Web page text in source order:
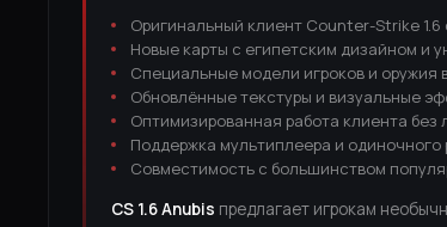
Оригинальный клиент Counter-Strike
Новые карты с египетским дизайном и
Специальные модели игроков и оружия
Обновлённые текстуры и визуальные
Оптимизированная работа клиента без
Поддержка мультиплеера и одиночного
Совместимость с большинством
CS 1.6 Anubis предлагает игрокам